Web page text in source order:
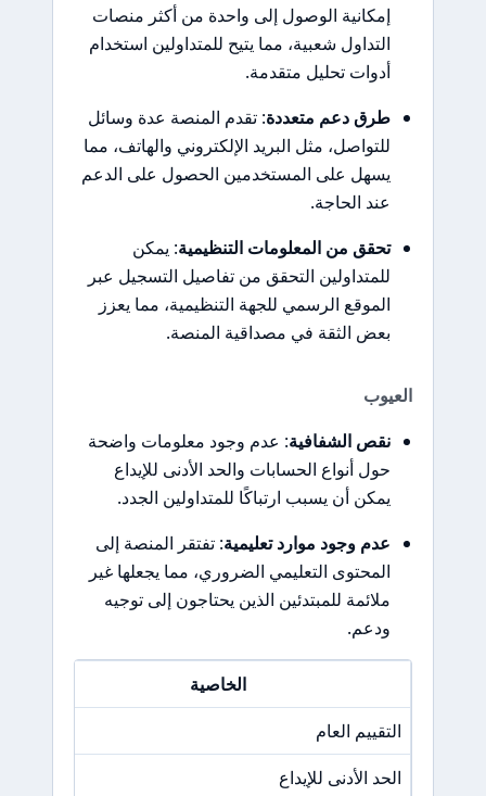
إمكانية الوصول إلى واحدة من أكثر منصات
التداول شعبية، مما يتيح للمتداولين استخدام
أدوات تحليل متقدمة.
طرق دعم متعددة: تقدم المنصة عدة وسائل
للتواصل، مثل البريد الإلكتروني والهاتف، مما
يسهل على المستخدمين الحصول على الدعم
عند الحاجة.
تحقق من المعلومات التنظيمية: يمكن
للمتداولين التحقق من تفاصيل التسجيل عبر
الموقع الرسمي للجهة التنظيمية، مما يعزز
بعض الثقة في مصداقية المنصة.
العيوب
نقص الشفافية: عدم وجود معلومات واضحة
حول أنواع الحسابات والحد الأدنى للإيداع
يمكن أن يسبب ارتباكًا للمتداولين الجدد.
عدم وجود موارد تعليمية: تفتقر المنصة إلى
المحتوى التعليمي الضروري، مما يجعلها غير
ملائمة للمبتدئين الذين يحتاجون إلى توجيه
ودعم.
الخاصية
التقييم العام
الحد الأدنى للإيداع